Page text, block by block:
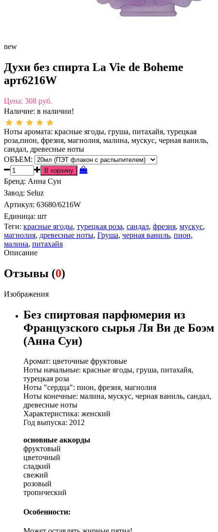
new
Духи без спирта La Vie de Boheme
арт6216W
Цена: 308 руб.
Наличие: в наличии!
Ноты аромата: красные ягоды, груша, питахайя, турецкая
роза,пион, фрезия, магнолия, малина, мускус, черная ваниль,
сандал, древесные ноты
ОБЪЕМ:
Бренд: Анна Суи
Завод: Seluz
Артикул: 63680/6216W
Единица: шт
Теги: красные ягоды, турецкая роза, сандал, фрезия, мускус,
магнолия, древесные ноты, Груша, черная ваниль, пион,
малина, питахайя
Описание
Отзывы (0)
Изображения
Без спиртовая парфюмерия из
Французского сырья Ля Ви де Боэм
(Анна Суи)
Аромат: цветочные фруктовые
Ноты начальные: красные ягоды, груша, питахайя,
турецкая роза
Ноты "сердца": пион, фрезия, магнолия
Ноты конечные: малина, мускус, черная ваниль, сандал,
древесные ноты
Характеристика: женский
Год выпуска: 2012
основные аккорды
фруктовый
цветочный
сладкий
свежий
розовый
тропический
Особенности: